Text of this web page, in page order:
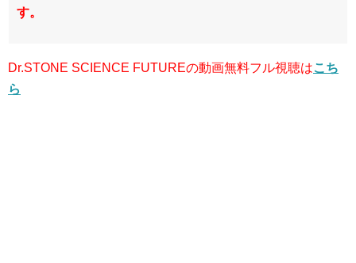
す。
Dr.STONE SCIENCE FUTUREの動画無料フル視聴はこち
ら